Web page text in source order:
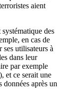
aient
des
en cas de
utilisateurs à
dans leur
par exemple
et ce serait une
données après un